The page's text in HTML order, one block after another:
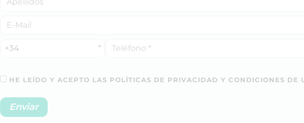
+34
HE LEÍDO Y ACEPTO LAS POLÍTICAS DE PRIVACIDAD Y CONDICIONES DE